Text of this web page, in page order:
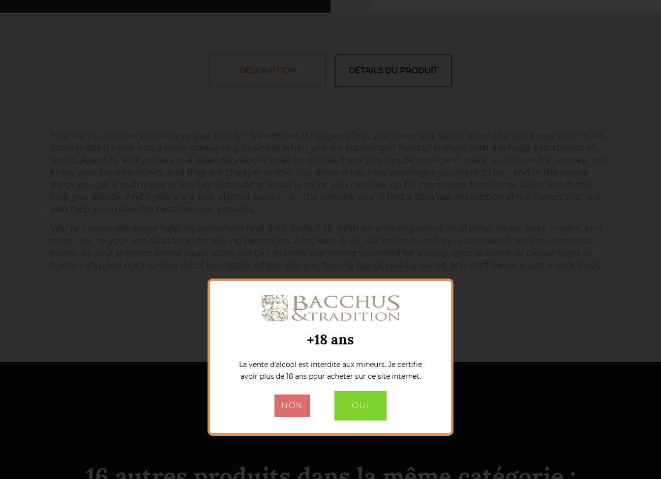
DESCRIPTION DÉTAILS DU PRODUIT
+18 ans
La vente d’alcool est interdite aux mineurs. Je certifie
avoir plus de 18 ans pour acheter sur ce site internet.
NON OUI